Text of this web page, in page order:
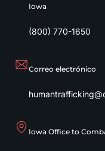
Iowa
(800) 770-1650
Correo electrónico
Iowa Office to